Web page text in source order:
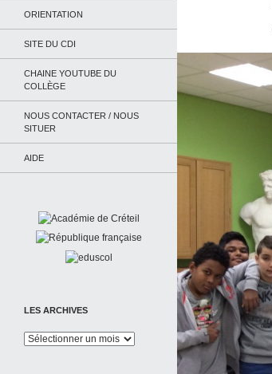
ORIENTATION
SITE DU CDI
CHAINE YOUTUBE DU
COLLÈGE
NOUS CONTACTER / NOUS
SITUER
AIDE
LES ARCHIVES
Les